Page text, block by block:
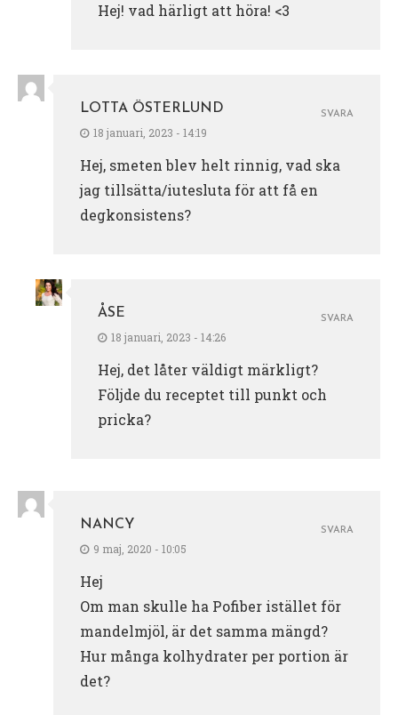
Hej! vad härligt att höra! <3
LOTTA ÖSTERLUND
18 januari, 2023 - 14:19
Hej, smeten blev helt rinnig, vad ska
jag tillsätta/iutesluta för att få en
degkonsistens?
SVARA
ÅSE
18 januari, 2023 - 14:26
Hej, det låter väldigt märkligt?
Följde du receptet till punkt och
pricka?
SVARA
NANCY
9 maj, 2020 - 10:05
Hej
Om man skulle ha Pofiber istället för
mandelmjöl, är det samma mängd?
Hur många kolhydrater per portion är
det?
SVARA